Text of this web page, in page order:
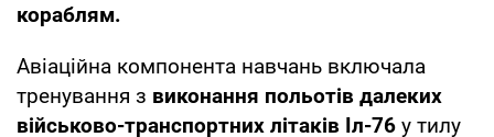
кораблям.
Авіаційна компонента навчань включала
тренування з виконання польотів далеких
військово-транспортних літаків Іл-76 у тилу